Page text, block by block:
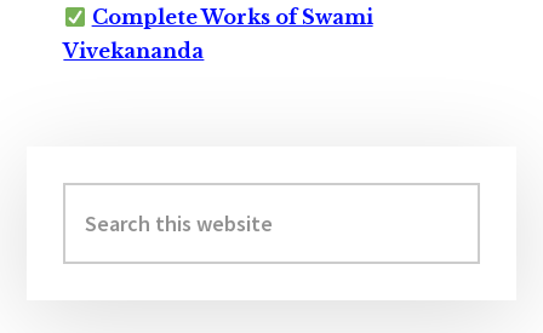
Complete Works of Swami
Vivekananda
Sidebar
this
website